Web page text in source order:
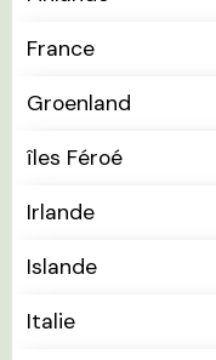
France
Groenland
îles Féroé
Irlande
Islande
Italie